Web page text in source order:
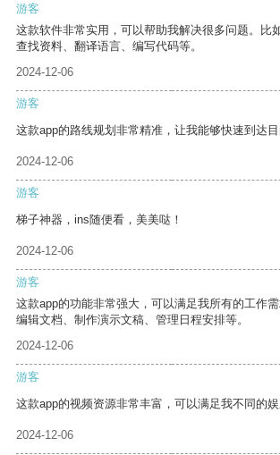
游客
这款软件非常实用，可以帮助我解决很多问题。比
查找资料、翻译语言、编写代码等。
2024-12-06
游客
这款app的路线规划非常精准，让我能够快速到达目
2024-12-06
游客
梯子神器，ins随便看，美美哒！
2024-12-06
游客
这款app的功能非常强大，可以满足我所有的工作
编辑文档、制作演示文稿、管理日程安排等。
2024-12-06
游客
这款app的视频资源非常丰富，可以满足我不同的娱
2024-12-06